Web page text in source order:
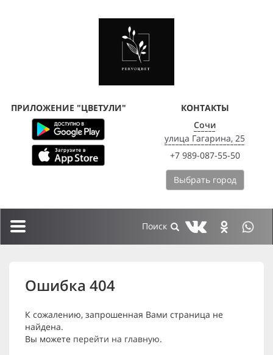
ПРИЛОЖЕНИЕ "ЦВЕТУЛИ"
КОНТАКТЫ
Сочи
улица Гагарина, 25
+7 989-087-55-50
Выбрать город
Toggle
Ошибка 404
К сожалению, запрошенная Вами страница не
найдена.
Вы можете перейти на главную.